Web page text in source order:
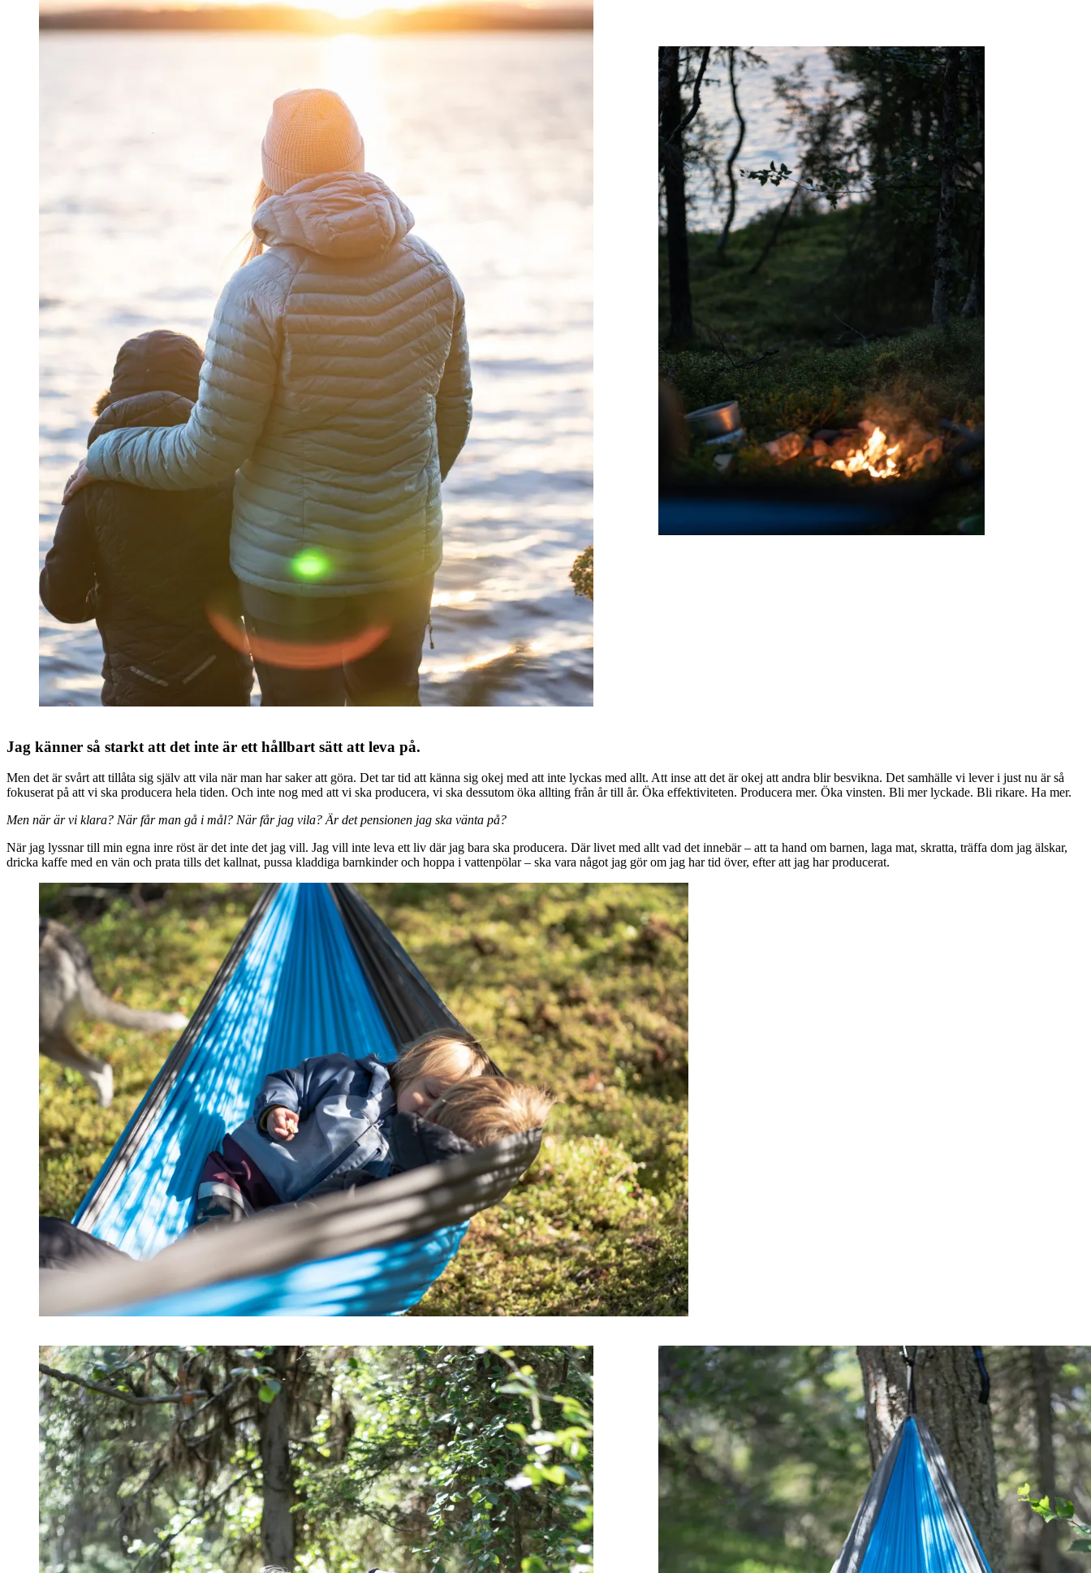
Jag känner så starkt att det inte är ett hållbart sätt att leva på.
Men det är svårt att tillåta sig själv att vila när man har saker att göra. Det tar tid att känna sig okej med att inte lyckas med allt. Att inse att det är okej att andra blir besvikna. Det samhälle vi lever i just nu är så
fokuserat på att vi ska producera hela tiden. Och inte nog med att vi ska producera, vi ska dessutom öka allting från år till år. Öka effektiviteten. Producera mer. Öka vinsten. Bli mer lyckade. Bli rikare. Ha mer.
Men när är vi klara? När får man gå i mål? När får jag vila? Är det pensionen jag ska vänta på?
När jag lyssnar till min egna inre röst är det inte det jag vill. Jag vill inte leva ett liv där jag bara ska producera. Där livet med allt vad det innebär – att ta hand om barnen, laga mat, skratta, träffa dom jag älskar,
dricka kaffe med en vän och prata tills det kallnat, pussa kladdiga barnkinder och hoppa i vattenpölar – ska vara något jag gör om jag har tid över, efter att jag har producerat.